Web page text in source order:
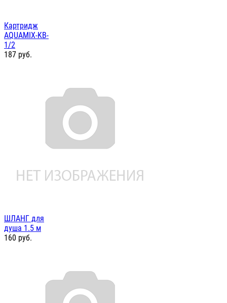
Картридж
AQUAMIX-KB-
1/2
187 руб.
ШЛАНГ для
душа 1.5 м
160 руб.